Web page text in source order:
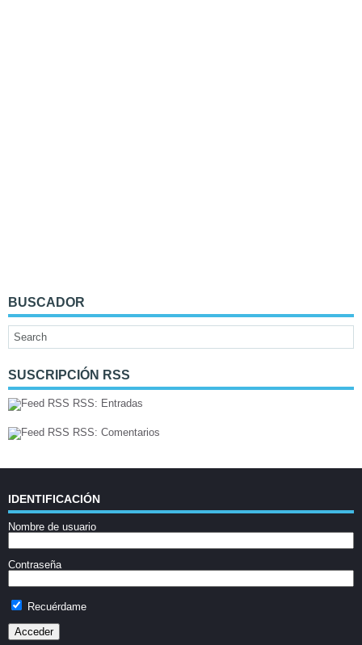
BUSCADOR
SUSCRIPCIÓN RSS
RSS: Entradas
RSS: Comentarios
IDENTIFICACIÓN
Nombre de usuario
Contraseña
Recuérdame